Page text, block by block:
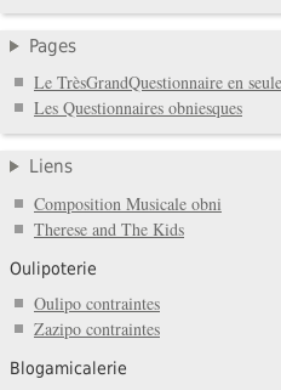
Pages
Le TrèsGrandQuestionnaire en
Les Questionnaires obniesques
Liens
Composition Musicale obni
Therese and The Kids
Oulipoterie
Oulipo contraintes
Zazipo contraintes
Blogamicalerie